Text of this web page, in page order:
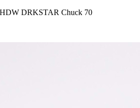
DRKSTAR Chuck 70